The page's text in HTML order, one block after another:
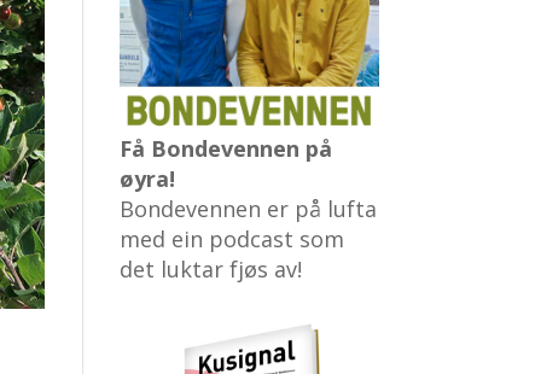
Få Bondevennen på
øyra!
Bondevennen er på lufta
med ein podcast som
det luktar fjøs av!